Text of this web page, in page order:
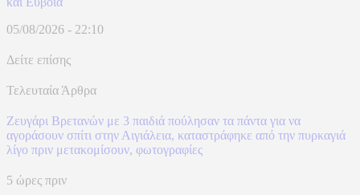
05/08/2026 - 22:10
Δείτε επίσης
Τελευταία Άρθρα
Ζευγάρι Βρετανών με 3 παιδιά πούλησαν τα πάντα για να
αγοράσουν σπίτι στην Αιγιάλεια, καταστράφηκε από την πυρκαγιά
λίγο πριν μετακομίσουν, φωτογραφίες
5 ώρες πριν